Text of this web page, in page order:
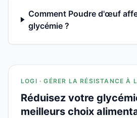
Comment Poudre d'œuf
glycémie ?
LOGI · GÉRER LA RÉSISTANCE À
Réduisez votre
meilleurs choix